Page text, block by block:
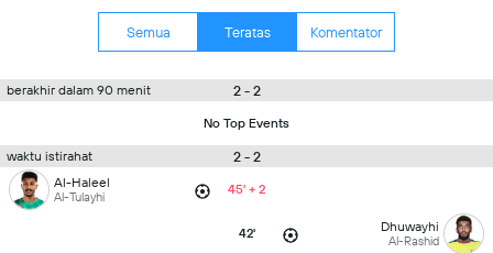
Semua Teratas Komentator
berakhir dalam 90 menit 2 - 2
No Top Events
waktu istirahat 2 - 2
Al-Haleel
Al-Tulayhi 45' + 2
42' Dhuwayhi
Al-Rashid